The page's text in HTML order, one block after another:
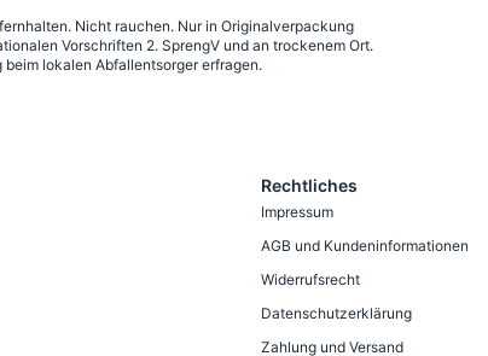
Nicht rauchen. Nur in Originalverpackung
Vorschriften 2. SprengV und an trockenem Ort.
lokalen Abfallentsorger erfragen.
Rechtliches
Impressum
AGB und Kundeninformationen
Widerrufsrecht
Datenschutzerklärung
Zahlung und Versand